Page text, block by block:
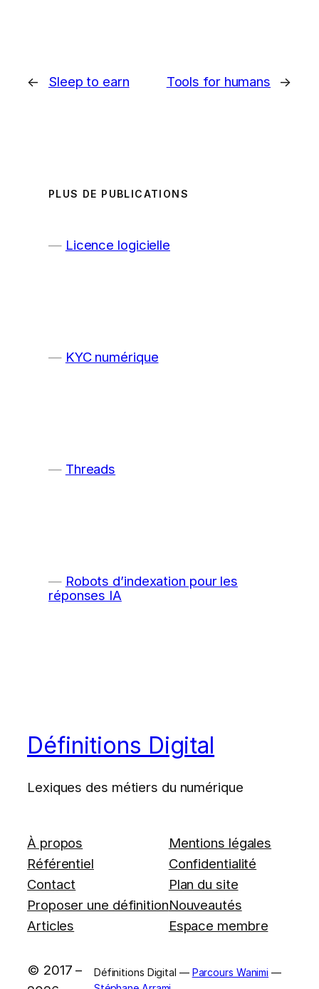
← Sleep to earn Tools for humans →
PLUS DE PUBLICATIONS
Licence logicielle
KYC numérique
Threads
Robots d’indexation pour les
réponses IA
Définitions Digital
Lexiques des métiers du numérique
À propos
Référentiel
Contact
Proposer une définition
Articles
Mentions légales
Confidentialité
Plan du site
Nouveautés
Espace membre
© 2017 –
Définitions Digital — Parcours Wanimi —